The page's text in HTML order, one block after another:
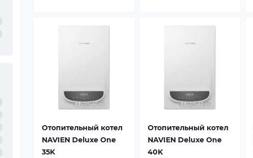
Отопительный котел
NAVIEN Deluxe One
35K
Отопительный котел
NAVIEN Deluxe One
40K